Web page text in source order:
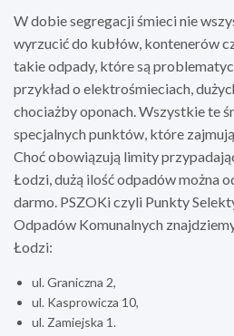
W dobie segregacji śmieci nie
wyrzucić do kubłów, kontenerów
takie odpady, które są
przykład o elektrośmieciach,
chociażby oponach. Wszystkie te
specjalnych punktów, które
Choć obowiązują limity
Łodzi, dużą ilość odpadów można
darmo. PSZOKi czyli Punkty
Odpadów Komunalnych
Łodzi:
ul. Graniczna 2,
ul. Kasprowicza 10,
ul. Zamiejska 1.